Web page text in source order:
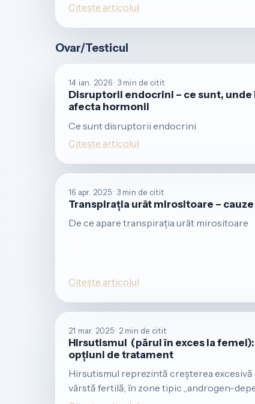
Citește articolul
Ovar/Testicul
14 ian. 2026 · 3 min de citit
Disruptorii endocrini – ce sunt, unde
afecta hormonii
Ce sunt disruptorii endocrini
Citește articolul
16 apr. 2025 · 3 min de citit
Transpirația urât mirositoare –
De ce apare transpirația urât mirositoare
Citește articolul
21 mar. 2025 · 2 min de citit
Hirsutismul (părul în exces la
opțiuni de tratament
Hirsutismul reprezintă creșterea excesivă
vârstă fertilă, în zone tipic „androgen-